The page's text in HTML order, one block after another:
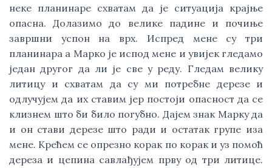
неке планинаре схватам да је ситуација крајње
опасна. Долазимо до велике падине и почиње
завршни успон на врх. Испред мене су три
планинара а Марко је испод мене и увијек гледамо
један другог да ли је све у реду. Гледам велику
литицу и схватам да су ми потребне дерезе и
одлучујем да их ставим јер постоји опасност да се
клизнем што би било погубно. Дајем знак Марку да
и он стави дерезе што ради и остатак групе иза
мене. Крећем се опрезно корак по корак и уз помоћ
дереза и цепина савлађујем прву од три литице.